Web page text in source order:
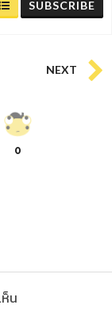
SUBSCRIBE
NEXT
0
น